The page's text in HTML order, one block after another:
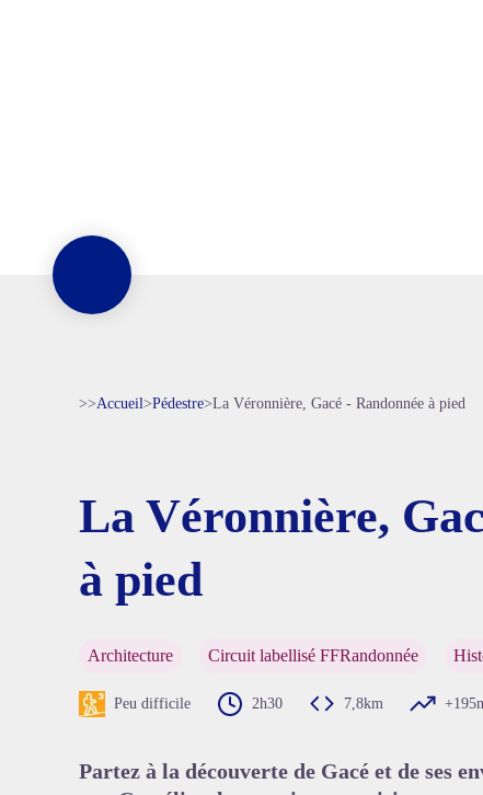
>>Accueil>Pédestre>La Véronnière, Gacé - Randonnée à pied
La Véronnière,
à pied
Architecture Circuit labellisé FFRandonnée
Peu difficile 2h30 7,8km
Partez à la découverte de Gacé et de ses